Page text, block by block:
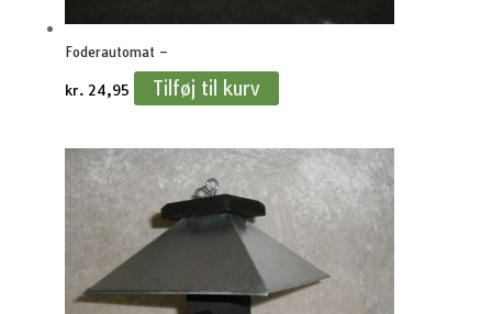
Foderautomat –
kr. 24,95 Tilføj til kurv